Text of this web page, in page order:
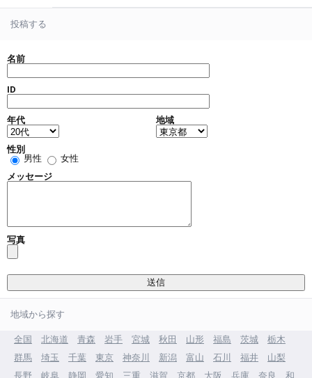
投稿する
名前
ID
年代 地域
性別
男性
女性
メッセージ
写真
地域から探す
全国 北海道 青森 岩手 宮城 秋田 山形 福島 茨城
栃木
群馬
埼玉 千葉 東京 神奈川 新潟 富山 石川 福井
山梨
長野
岐阜 静岡 愛知 三重 滋賀 京都 大阪 兵庫 奈良 和